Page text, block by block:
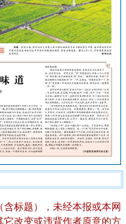
标题），未经本报或本网
它改变或违背作者原意的方